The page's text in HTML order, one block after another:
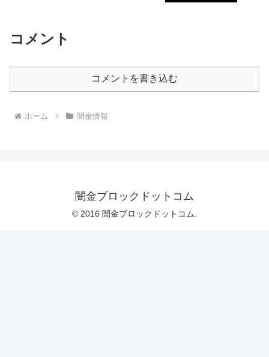
コメント
コメントを書き込む
ホーム 闇金情報
闇金ブロックドットコム
© 2016 闇金ブロックドットコム.